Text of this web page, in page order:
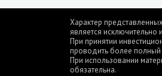
Характер
является
При принятии
проводить более
При использовании
обязательна.